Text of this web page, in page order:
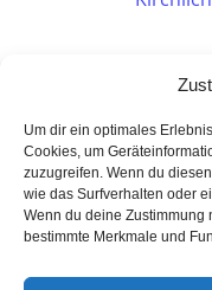
Um dir ein optimales
Cookies, um
zuzugreifen. Wenn du
wie das Surfverhalten oder
Wenn du deine Zustimmung
bestimmte Merkmale und